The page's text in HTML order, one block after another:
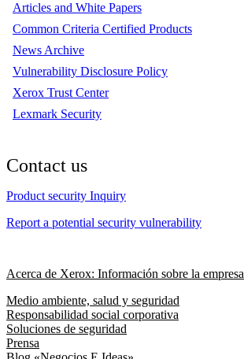
Articles and White Papers
Common Criteria Certified Products
News Archive
Vulnerability Disclosure Policy
Xerox Trust Center
Lexmark Security
Contact us
Product security Inquiry
Report a potential security vulnerability
Acerca de Xerox: Información sobre la empresa
Medio ambiente, salud y seguridad
Responsabilidad social corporativa
Soluciones de seguridad
Prensa